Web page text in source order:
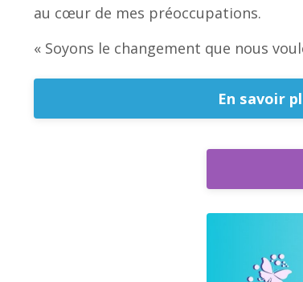
au cœur de mes préoccupations.
« Soyons le changement que nous
En savoir